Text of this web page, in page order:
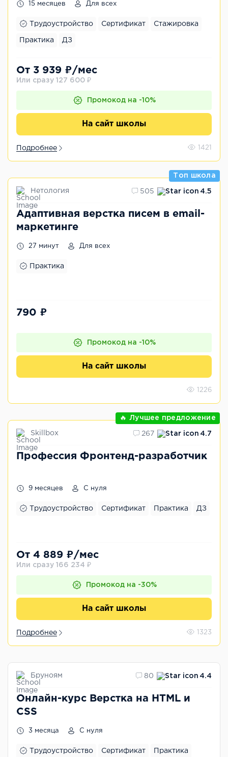
15 месяцев Для всех
Трудоустройство Сертификат Стажировка
Практика ДЗ
От 3 939 ₽/мес
Или сразу 127 600 ₽
Промокод на -10%
На сайт школы
Подробнее 1421
Топ школа
Нетология 505 4.5
Адаптивная верстка писем в email-
маркетинге
27 минут Для всех
Практика
790 ₽
Промокод на -10%
На сайт школы
1226
🔥 Лучшее предложение
Skillbox 267 4.7
Профессия Фронтенд-разработчик
9 месяцев С нуля
Трудоустройство Сертификат Практика ДЗ
От 4 889 ₽/мес
Или сразу 166 234 ₽
Промокод на -30%
На сайт школы
Подробнее 1323
Бруноям 80 4.4
Онлайн-курс Верстка на HTML и
CSS
3 месяца С нуля
Трудоустройство Сертификат Практика